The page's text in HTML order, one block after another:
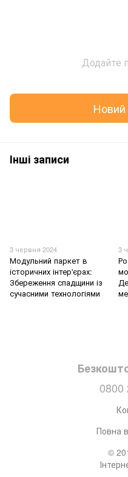
Додайте
Інші записи
3 червня 2024
Модульний паркет в
історичних інтер'єрах:
Збереження спадщини із
сучасними технологіями
3
0800
Повна
©